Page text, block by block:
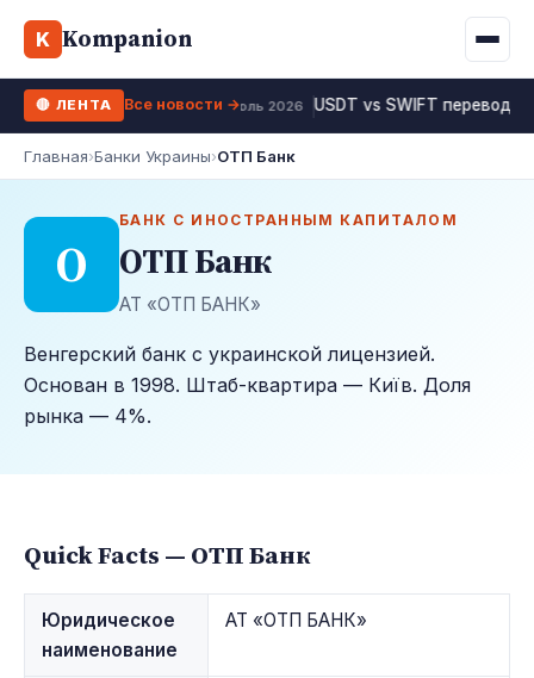
K Kompanion
Калькулятор МФО
Все 10 МФО →
Жизни
WhiteBIT
Kuna
Bybit
Все 10 бирж →
Ипотека
Депозит
Рефинансирование
ФОП налоги
🔴 ЛЕНТА 19 июль 2026 USDT vs SWIFT перевод
Все новости →
Главная›Банки Украины›ОТП Банк
О
БАНК С ИНОСТРАННЫМ КАПИТАЛОМ
ОТП Банк
АТ «ОТП БАНК»
Венгерский банк с украинской лицензией.
Основан в 1998. Штаб-квартира — Київ. Доля
рынка — 4%.
Quick Facts — ОТП Банк
Юридическое
наименование
АТ «ОТП БАНК»